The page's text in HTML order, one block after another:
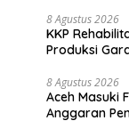
8 Agustus 2026
KKP
Produksi
8 Agustus 2026
Aceh Masuki
Anggaran